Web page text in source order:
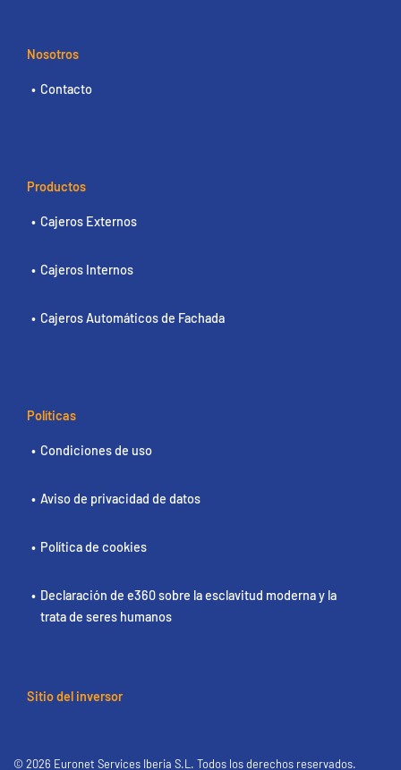
Nosotros
Contacto
Productos
Cajeros Externos
Cajeros Internos
Cajeros Automáticos de Fachada
Políticas
Condiciones de uso
Aviso de privacidad de datos
Política de cookies
Declaración de e360 sobre la esclavitud moderna y la
trata de seres humanos
Sitio del inversor
© 2026 Euronet Services Iberia S.L. Todos los derechos reservados.